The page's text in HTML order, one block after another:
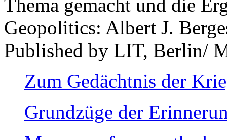
Thema gemacht und die
Geopolitics: Albert J.
Published by LIT, Berlin/
Zum Gedächtnis der
Grundzüge der